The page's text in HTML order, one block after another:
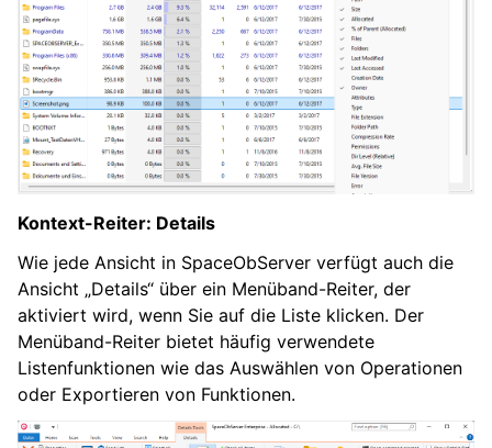
Kontext-Reiter: Details
Wie jede Ansicht in SpaceObServer verfügt auch die
Ansicht „Details“ über ein Menüband-Reiter, der
aktiviert wird, wenn Sie auf die Liste klicken. Der
Menüband-Reiter bietet häufig verwendete
Listenfunktionen wie das Auswählen von Operationen
oder Exportieren von Funktionen.